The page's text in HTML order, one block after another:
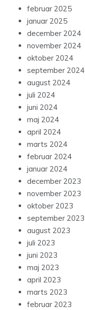
februar 2025
januar 2025
december 2024
november 2024
oktober 2024
september 2024
august 2024
juli 2024
juni 2024
maj 2024
april 2024
marts 2024
februar 2024
januar 2024
december 2023
november 2023
oktober 2023
september 2023
august 2023
juli 2023
juni 2023
maj 2023
april 2023
marts 2023
februar 2023